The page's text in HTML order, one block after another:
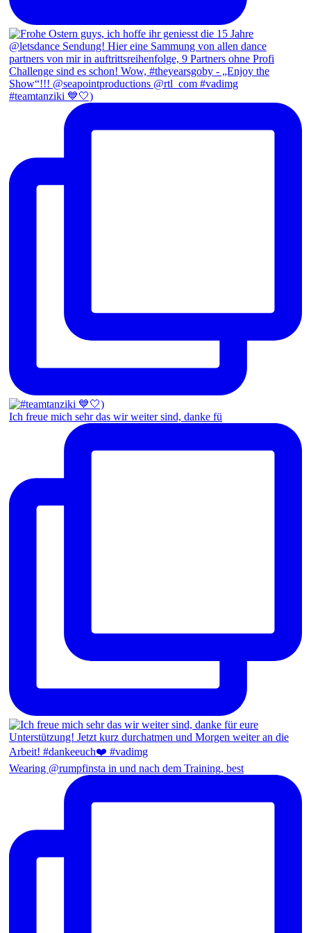
#teamtanziki 💙🤍)
Ich freue mich sehr das wir weiter sind, danke fü
Wearing @rumpfinsta in und nach dem Training, best